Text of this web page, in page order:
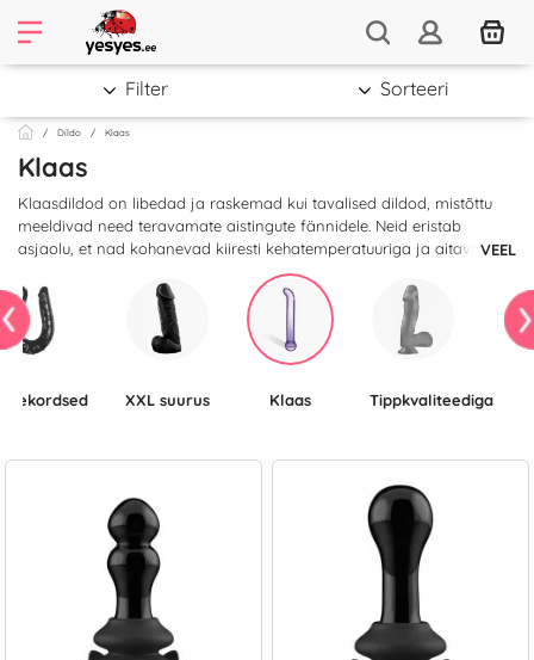
Dildo Klaas
Filter Sorteeri
Klaas
Klaasdildod on libedad ja raskemad kui tavalised dildod, mistõttu
meeldivad need teravamate aistingute fännidele. Neid eristab
asjaolu, et nad kohanevad kiiresti kehatemperatuuriga ja aitavad
saavutada kirge sütitavat kuumust. Lisaks näevad klaasdildod välja
äärmiselt luksuslikud ja neid on väga lihtne hooldada, seega
soovitame neid neile, kes otsivad ilusat ja praktilist voodimänguasja.
VEEL
Kahekordsed XXL suurus Klaas Tippkvaliteediga